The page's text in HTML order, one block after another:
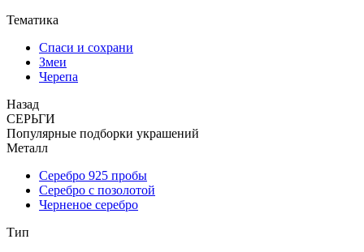
Тематика
Спаси и сохрани
Змеи
Черепа
Назад
СЕРЬГИ
Популярные подборки украшений
Металл
Серебро 925 пробы
Серебро с позолотой
Черненое серебро
Тип